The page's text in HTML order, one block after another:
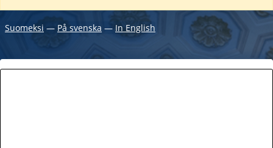
Suomeksi ― På svenska ― In English